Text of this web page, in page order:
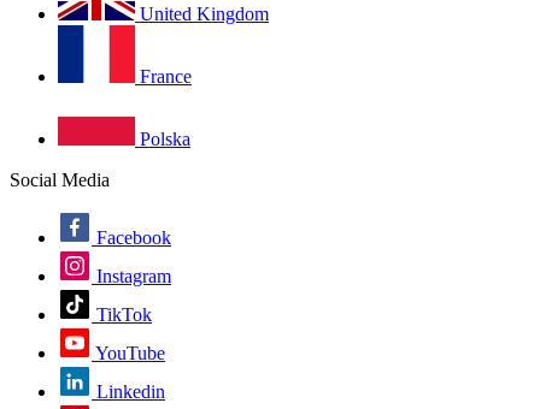
United Kingdom
France
Polska
Social Media
Facebook
Instagram
TikTok
YouTube
Linkedin